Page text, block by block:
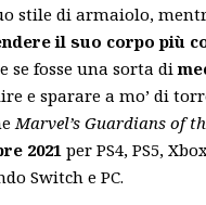
stile di armaiolo,
il suo corpo più
se fosse una sorta di
e sparare a mo’ di
Marvel’s Guardians of
2021 per PS4, PS5,
Switch e PC.